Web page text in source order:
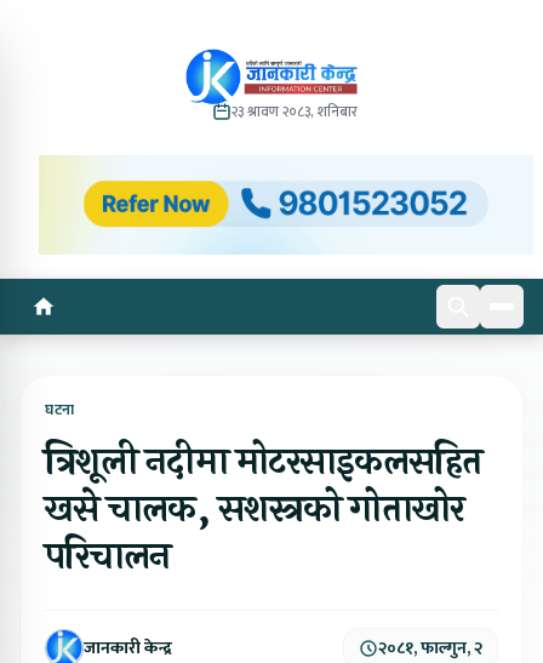
२३ श्रावण २०८३, शनिबार
घटना
त्रिशूली नदीमा मोटरसाइकलसहित
खसे चालक, सशस्त्रको गोताखोर
परिचालन
जानकारी केन्द्र २०८१, फाल्गुन, २